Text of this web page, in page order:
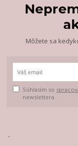
Môžete sa
Súhlasím so
newslettera.
.